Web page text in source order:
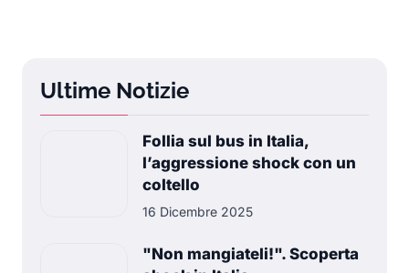
Ultime Notizie
Follia sul bus in Italia,
l’aggressione shock con un
coltello
16 Dicembre 2025
"Non mangiateli!". Scoperta